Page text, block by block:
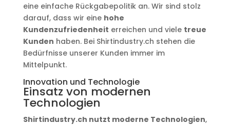
eine einfache Rückgabepolitik an. Wir sind stolz
darauf, dass wir eine hohe
Kundenzufriedenheit erreichen und viele treue
Kunden haben. Bei Shirtindustry.ch stehen die
Bedürfnisse unserer Kunden immer im
Mittelpunkt.
Innovation und Technologie
Einsatz von modernen
Technologien
Shirtindustry.ch nutzt moderne Technologien,